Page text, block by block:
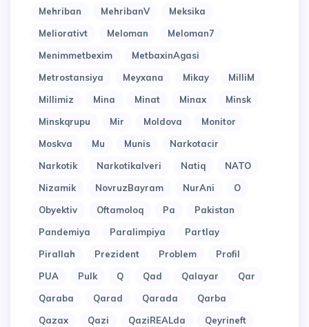
Mehriban
MehribanV
Meksika
Meliorativt
Meloman
Meloman7
Menimmetbexim
MetbaxinAgasi
Metrostansiya
Meyxana Mikay
MilliM
Millimiz
Mina Minat Minax
Minsk
Minskqrupu
Mir Moldova
Monitor
Moskva
Mu Munis
Narkotacir
Narkotik
Narkotikalveri Natiq
NATO
Nizamik
NovruzBayram NurAni
O
Obyektiv
Oftamoloq Pa
Pakistan
Pandemiya
Paralimpiya
Partlay
Pirallah
Prezident Problem
Profil
PUA
Pulk Q Qad Qalayar
Qar
Qaraba
Qarad Qarada
Qarba
Qazax
Qazi QaziREALda Qeyrineft